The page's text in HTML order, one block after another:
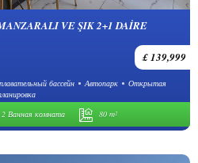
VE ŞIK 2+1 DAIRE
£ 139,999
бассейн Автопарк
Открытая
2 Ванная комната 80 m²